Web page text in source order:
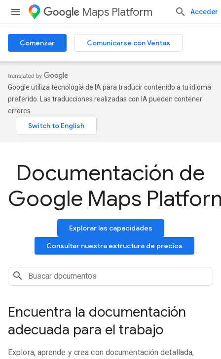
Maps Platform Acceder
Comenzar Comunicarse con Ventas
Google utiliza tecnología de IA para traducir contenido a tu idioma
preferido. Las traducciones realizadas con IA pueden contener
errores.
Documentación de
Google Maps
Explorar las capacidades
Consultar nuestra estructura de precios
Encuentra la documentación
adecuada para el trabajo
Explora, aprende y crea con documentación detallada,